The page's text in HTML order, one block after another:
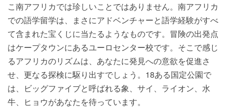
こ南アフリカでは珍しいことではありません。南アフリカ
での語学留学は、まさにアドベンチャーと語学経験がすべ
て含まれた宝くじに当たるようなものです。冒険の出発点
はケープタウンにあるユーロセンター校です。そこで感じ
るアフリカのリズムは、あなたに発見への意欲を促進さ
せ、更なる探検に駆り出すでしょう。18ある国定公園で
は、ビッグファイブと呼ばれる象、サイ、ライオン、水
牛、ヒョウがあなたを待っています。